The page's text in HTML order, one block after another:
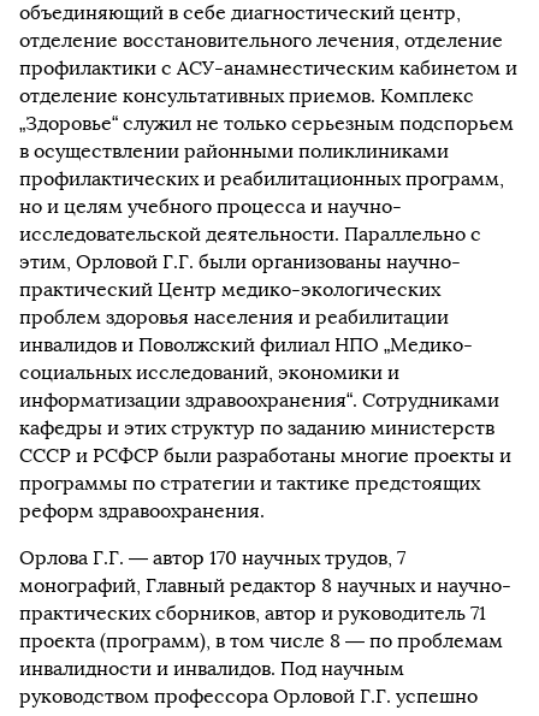
объединяющий в себе диагностический центр,
отделение восстановительного лечения, отделение
профилактики с АСУ-анамнестическим кабинетом и
отделение консультативных приемов. Комплекс
„Здоровье“ служил не только серьезным подспорьем
в осуществлении районными поликлиниками
профилактических и реабилитационных программ,
но и целям учебного процесса и научно-
исследовательской деятельности. Параллельно с
этим, Орловой Г.Г. были организованы научно-
практический Центр медико-экологических
проблем здоровья населения и реабилитации
инвалидов и Поволжский филиал НПО „Медико-
социальных исследований, экономики и
информатизации здравоохранения“. Сотрудниками
кафедры и этих структур по заданию министерств
СССР и РСФСР были разработаны многие проекты и
программы по стратегии и тактике предстоящих
реформ здравоохранения.
Орлова Г.Г. — автор 170 научных трудов, 7
монографий, Главный редактор 8 научных и научно-
практических сборников, автор и руководитель 71
проекта (программ), в том числе 8 — по проблемам
инвалидности и инвалидов. Под научным
руководством профессора Орловой Г.Г. успешно